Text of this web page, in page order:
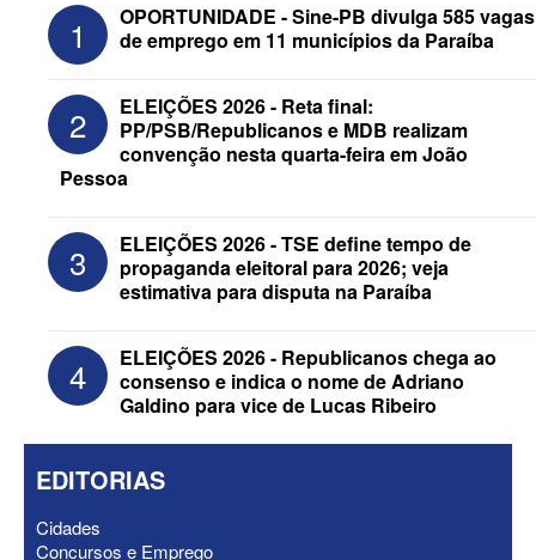
ELEIÇÕES 2026 - Senado: Novo
anuncia Zé Carneiro e Pastor Jader
Medeiros na suplência de Major Fábio
1
OPORTUNIDADE - Sine-PB divulga 585 vagas
de emprego em 11 municípios da Paraíba
2
ELEIÇÕES 2026 - Reta final:
PP/PSB/Republicanos e MDB realizam
convenção nesta quarta-feira em João
Pessoa
3
ELEIÇÕES 2026 - TSE define tempo de
propaganda eleitoral para 2026; veja
estimativa para disputa na Paraíba
4
ELEIÇÕES 2026 - Republicanos chega ao
consenso e indica o nome de Adriano
Galdino para vice de Lucas Ribeiro
EDITORIAS
Cidades
Concursos e Emprego